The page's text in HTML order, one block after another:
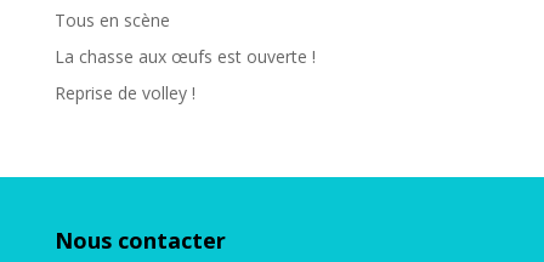
Tous en scène
La chasse aux œufs est ouverte !
Reprise de volley !
Nous contacter